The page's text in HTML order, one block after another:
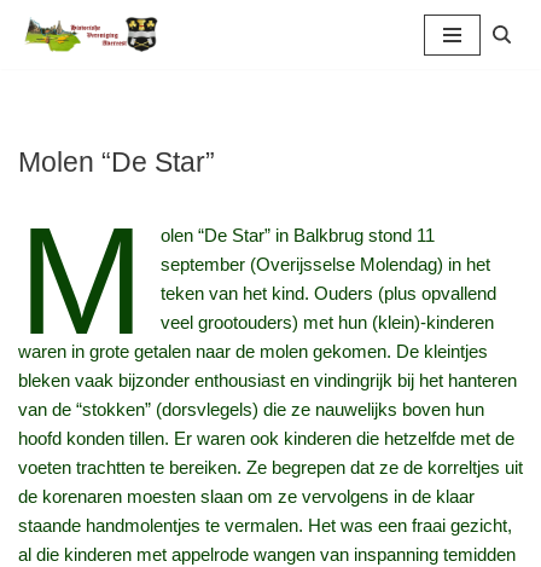
inhoud
Molen “De Star”
M
olen “De Star” in Balkbrug stond 11
september (Overijsselse Molendag) in het
teken van het kind. Ouders (plus opvallend
veel grootouders) met hun (klein)-kinderen
waren in grote getalen naar de molen gekomen. De kleintjes
bleken vaak bijzonder enthousiast en vindingrijk bij het hanteren
van de “stokken” (dorsvlegels) die ze nauwelijks boven hun
hoofd konden tillen. Er waren ook kinderen die hetzelfde met de
voeten trachtten te bereiken. Ze begrepen dat ze de korreltjes uit
de korenaren moesten slaan om ze vervolgens in de klaar
staande handmolentjes te vermalen. Het was een fraai gezicht,
al die kinderen met appelrode wangen van inspanning temidden